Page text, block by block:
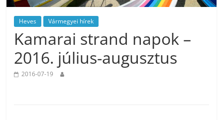
Heves Vármegyei hírek
Kamarai strand napok –
2016. július-augusztus
2016-07-19